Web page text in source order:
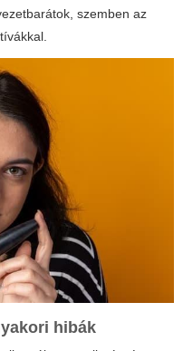
szemben az
hibák